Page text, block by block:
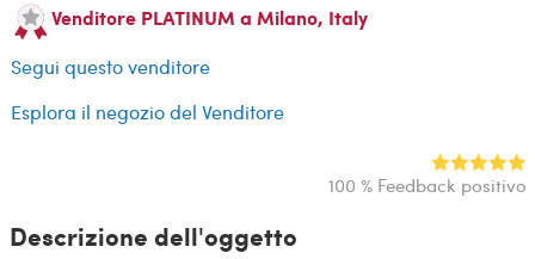
Venditore PLATINUM a Milano, Italy
Segui questo venditore
Esplora il negozio del Venditore
100 % Feedback positivo
Descrizione dell'oggetto